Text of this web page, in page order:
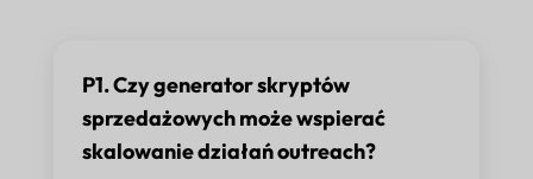
P1. Czy generator skryptów
sprzedażowych może wspierać
skalowanie działań outreach?